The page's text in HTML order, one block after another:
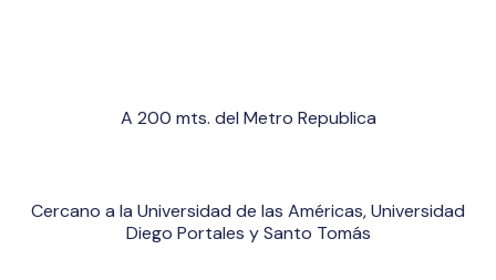
A 200 mts. del Metro Republica
Cercano a la Universidad de las Américas, Universidad
Diego Portales y Santo Tomás